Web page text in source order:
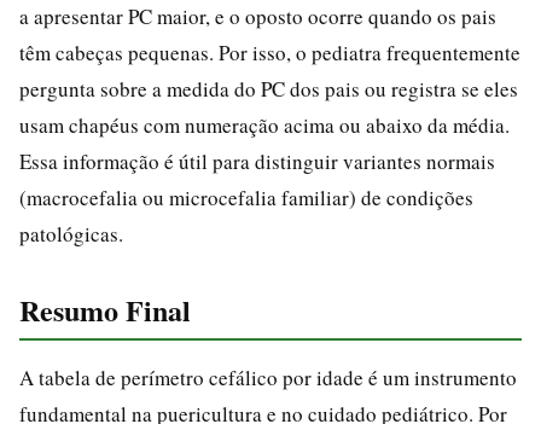
a apresentar PC maior, e o oposto ocorre quando os pais
têm cabeças pequenas. Por isso, o pediatra frequentemente
pergunta sobre a medida do PC dos pais ou registra se eles
usam chapéus com numeração acima ou abaixo da média.
Essa informação é útil para distinguir variantes normais
(macrocefalia ou microcefalia familiar) de condições
patológicas.
Resumo Final
A tabela de perímetro cefálico por idade é um instrumento
fundamental na puericultura e no cuidado pediátrico. Por